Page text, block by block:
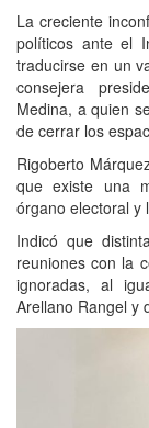
La creciente
políticos ante el
traducirse en un
consejera
Medina, a quien
de cerrar los
Rigoberto
que existe una
órgano electoral y
Indicó que
reuniones con la
ignoradas, al
Arellano Rangel y